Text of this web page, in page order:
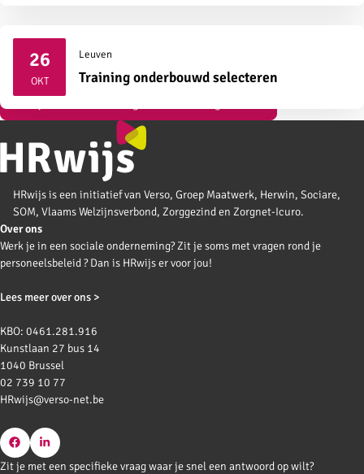
26
OKT2026
Leuven
Training onderbouwd selecteren
HRwijs is een initiatief van Verso, Groep Maatwerk, Herwin, Sociare,
SOM, Vlaams Welzijnsverbond, Zorggezind en Zorgnet-Icuro.
Over ons
Werk je in een sociale onderneming? Zit je soms met vragen rond je
personeelsbeleid ? Dan is HRwijs er voor jou!
Lees meer over ons >
KBO: 0461.281.916
Kunstlaan 27 bus 14
1040 Brussel
02 739 10 77
HRwijs@verso-net.be
Go
Go
Zit je met een specifieke vraag waar je snel een antwoord op wilt?